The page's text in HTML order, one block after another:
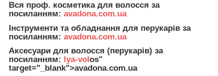
Вся проф. косметика для волосся за
посиланням: avadona.com.ua
Інструменти та обладнання для перукарів за
посиланням: avadona.com.ua
Аксесуари для волосся (перукарів) за
посиланням:
lya-vol os"
target="_blank">avadona.com.ua